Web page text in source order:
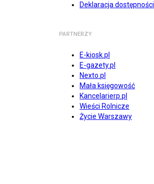
Deklaracja dostępności
PARTNERZY
E-kiosk.pl
E-gazety.pl
Nexto.pl
Mała księgowość
Kancelarierp.pl
Wieści Rolnicze
Życie Warszawy